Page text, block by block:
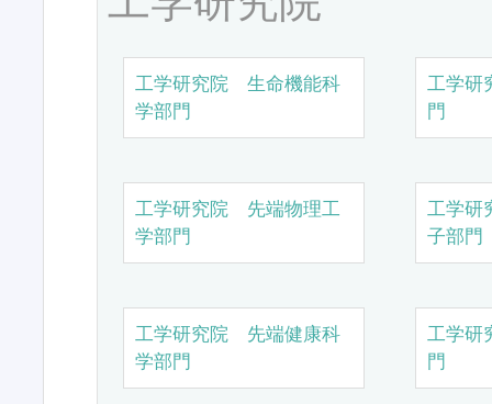
工学研究院 生命機能科
学部門
工学研
門
工学研究院 先端物理工
学部門
工学研
子部門
工学研究院 先端健康科
学部門
工学研
門